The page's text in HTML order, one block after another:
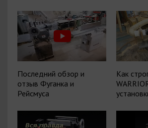
Последний обзор и
отзыв Фуганка и
Рейсмуса
Как